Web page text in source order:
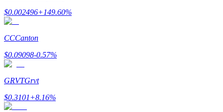
Informasi
$0.002496+149.60%
CCCanton
$0.09098-0.57%
GRVTGrvt
$0.3101+8.16%